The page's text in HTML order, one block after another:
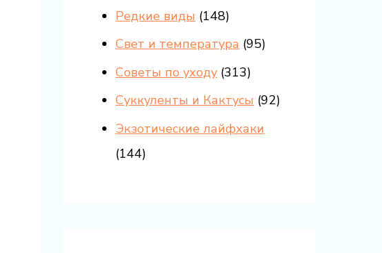
Редкие виды (148)
Свет и температура (95)
Советы по уходу (313)
Суккуленты и Кактусы (92)
Экзотические лайфхаки
(144)